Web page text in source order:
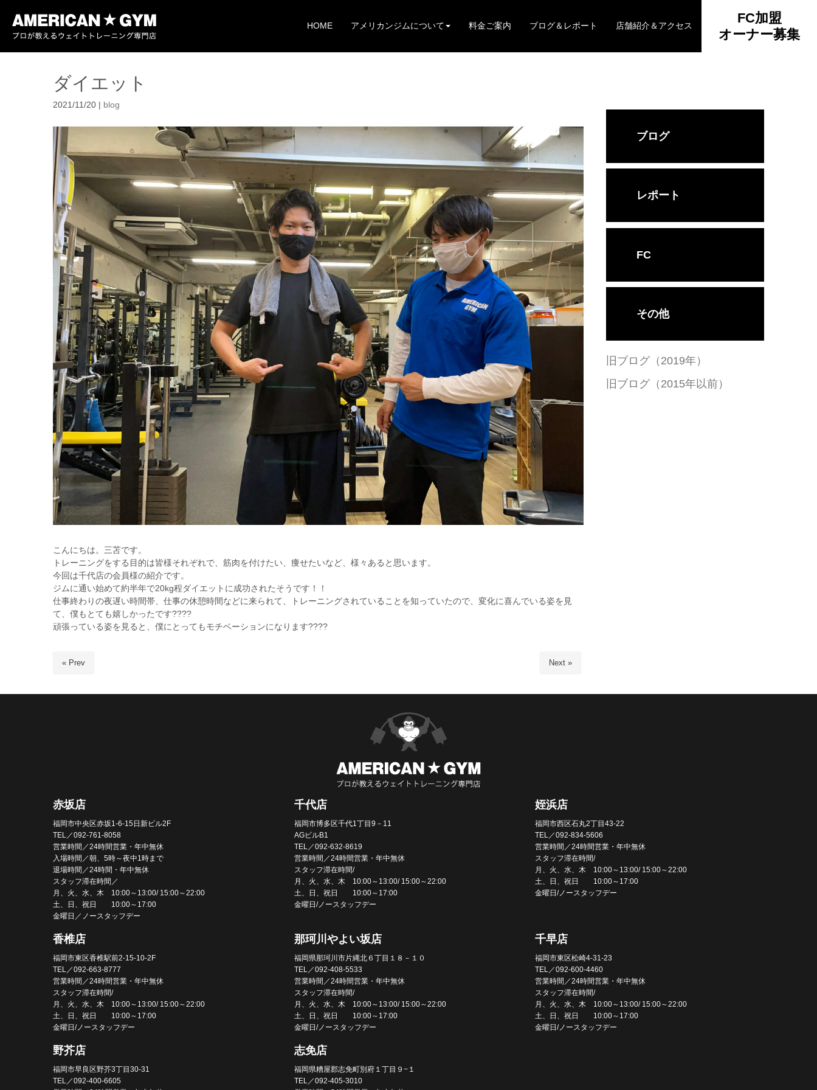
HOME アメリカンジムについて 料金ご案内 ブログ＆レポート 店舗紹介＆アクセス
FC加盟
オーナー募集
ダイエット
2021/11/20 blog
こんにちは。三苫です。
トレーニングをする目的は皆様それぞれで、筋肉を付けたい、痩せたいなど、様々あると思います。
今回は千代店の会員様の紹介です。
ジムに通い始めて約半年で20kg程ダイエットに成功されたそうです！！
仕事終わりの夜遅い時間帯、仕事の休憩時間などに来られて、トレーニングされていることを知っていたので、変化に喜んでいる姿を見
て、僕もとても嬉しかったです????
頑張っている姿を見ると、僕にとってもモチベーションになります????
« Prev Next »
ブログ
レポート
FC
その他
旧ブログ（2019年）
旧ブログ（2015年以前）
赤坂店
福岡市中央区赤坂1-6-15日新ビル2F
TEL／092-761-8058
営業時間／24時間営業・年中無休
入場時間／朝、5時～夜中1時まで
退場時間／24時間・年中無休
スタッフ滞在時間／
月、火、水、木 10:00～13:00/ 15:00～22:00
土、日、祝日 10:00～17:00
金曜日／ノースタッフデー
千代店
福岡市博多区千代1丁目9－11
AGビルB1
TEL／092-632-8619
営業時間／24時間営業・年中無休
スタッフ滞在時間/
月、火、水、木 10:00～13:00/ 15:00～22:00
土、日、祝日 10:00～17:00
金曜日/ノースタッフデー
姪浜店
福岡市西区石丸2丁目43-22
TEL／092-834-5606
営業時間／24時間営業・年中無休
スタッフ滞在時間/
月、火、水、木 10:00～13:00/ 15:00～22:00
土、日、祝日 10:00～17:00
金曜日/ノースタッフデー
香椎店
福岡市東区香椎駅前2-15-10-2F
TEL／092-663-8777
営業時間／24時間営業・年中無休
スタッフ滞在時間/
月、火、水、木 10:00～13:00/ 15:00～22:00
土、日、祝日 10:00～17:00
金曜日/ノースタッフデー
那珂川やよい坂店
福岡県那珂川市片縄北６丁目１８－１０
TEL／092-408-5533
営業時間／24時間営業・年中無休
スタッフ滞在時間/
月、火、水、木 10:00～13:00/ 15:00～22:00
土、日、祝日 10:00～17:00
金曜日/ノースタッフデー
千早店
福岡市東区松崎4-31-23
TEL／092-600-4460
営業時間／24時間営業・年中無休
スタッフ滞在時間/
月、火、水、木 10:00～13:00/ 15:00～22:00
土、日、祝日 10:00～17:00
金曜日/ノースタッフデー
野芥店
福岡市早良区野芥3丁目30-31
TEL／092-400-6605
志免店
福岡県糟屋郡志免町別府１丁目９−１
TEL／092-405-3010